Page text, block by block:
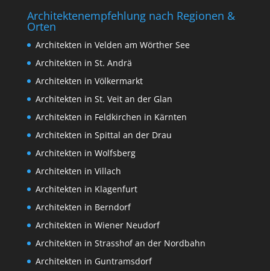
Architektenempfehlung nach Regionen &
Orten
Architekten in Velden am Wörther See
Architekten in St. Andrä
Architekten in Völkermarkt
Architekten in St. Veit an der Glan
Architekten in Feldkirchen in Kärnten
Architekten in Spittal an der Drau
Architekten in Wolfsberg
Architekten in Villach
Architekten in Klagenfurt
Architekten in Berndorf
Architekten in Wiener Neudorf
Architekten in Strasshof an der Nordbahn
Architekten in Guntramsdorf